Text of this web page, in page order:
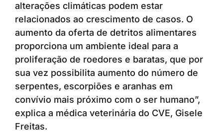
alterações climáticas podem estar
relacionados ao crescimento de casos. O
aumento da oferta de detritos alimentares
proporciona um ambiente ideal para a
proliferação de roedores e baratas, que por
sua vez possibilita aumento do número de
serpentes, escorpiões e aranhas em
convívio mais próximo com o ser humano”,
explica a médica veterinária do CVE, Gisele
Freitas.